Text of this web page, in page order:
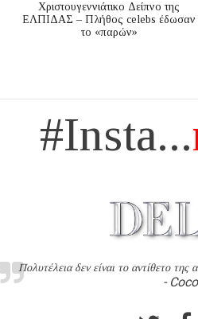
Χριστουγεννιάτικο Δείπνο της
ΕΛΠΙΔΑΣ – Πλήθος celebs έδωσαν
το «παρών»
#Insta...
Πολυτέλεια δεν είναι το αντίθετο της
-